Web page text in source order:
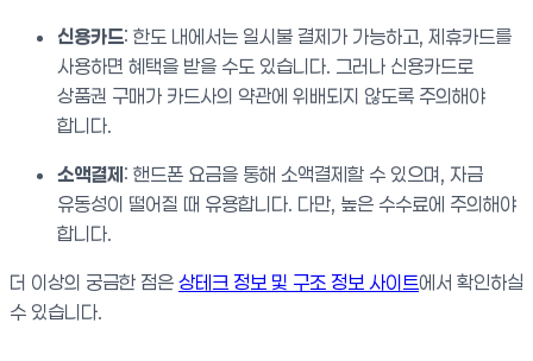
신용카드: 한도 내에서는 일시불 결제가 가능하고, 제휴카드를
사용하면 혜택을 받을 수도 있습니다. 그러나 신용카드로
상품권 구매가 카드사의 약관에 위배되지 않도록 주의해야
합니다.
소액결제: 핸드폰 요금을 통해 소액결제할 수 있으며, 자금
유동성이 떨어질 때 유용합니다. 다만, 높은 수수료에 주의해야
합니다.
더 이상의 궁금한 점은 상테크 정보 및 구조 정보 사이트에서 확인하실
수 있습니다.